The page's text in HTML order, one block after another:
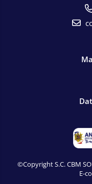
©Copyright S.C. CBM
E-